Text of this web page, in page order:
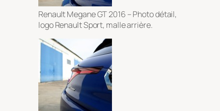
Renault Megane GT 2016 – Photo détail,
logo Renault Sport, malle arrière.